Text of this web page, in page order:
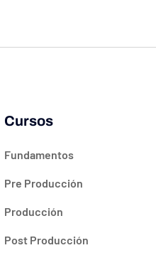
Cursos
Fundamentos
Pre Producción
Producción
Post Producción